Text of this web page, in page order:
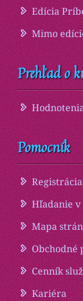
Edícia
Mimo
Prehľad o
Pomocník
Registrácia
Hľadanie
Mapa
Obchodné
Cenník
Kariéra